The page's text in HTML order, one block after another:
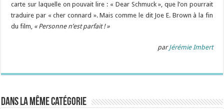
carte sur laquelle on pouvait lire : « Dear Schmuck », que l’on pourrait
traduire par « cher connard ». Mais comme le dit Joe E. Brown à la fin
du film, « Personne n’est parfait ! »
parJérémie Imbert
Dans la même catégorie